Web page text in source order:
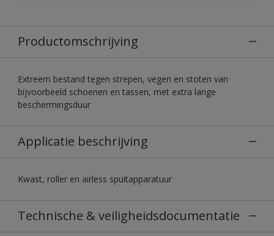
Productomschrijving
Extreem bestand tegen strepen, vegen en stoten van
bijvoorbeeld schoenen en tassen, met extra lange
beschermingsduur
Applicatie beschrijving
Kwast, roller en airless spuitapparatuur
Technische & veiligheidsdocumentatie